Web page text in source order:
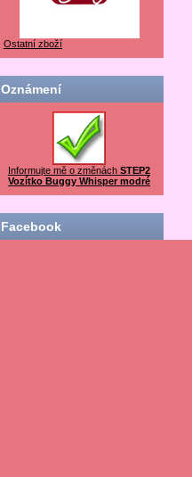
Ostatní zboží
Oznámení
Informujte mě o změnách STEP2
Vozítko Buggy Whisper modré
Facebook